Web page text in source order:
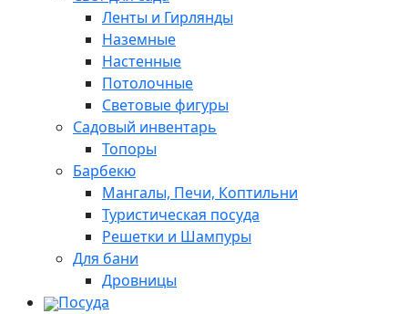
Ленты и Гирлянды
Наземные
Настенные
Потолочные
Световые фигуры
Садовый инвентарь
Топоры
Барбекю
Мангалы, Печи, Коптильни
Туристическая посуда
Решетки и Шампуры
Для бани
Дровницы
Посуда